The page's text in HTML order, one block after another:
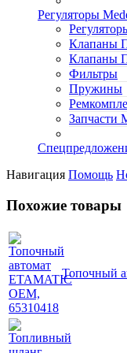
Регуляторы
Клапаны
Клапаны
Фильтры
Пружины
Запчасти
Навигация Помощь
Похожие товары
Топочный